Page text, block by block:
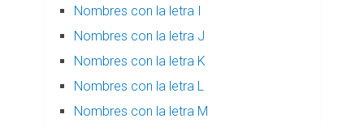
Nombres con la letra I
Nombres con la letra J
Nombres con la letra K
Nombres con la letra L
Nombres con la letra M